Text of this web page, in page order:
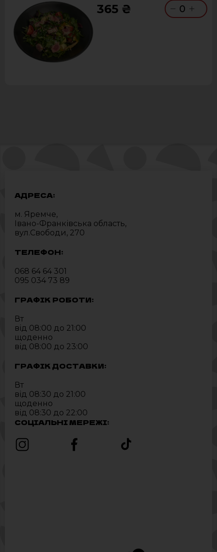
365 ₴ 0
АДРЕСА:
м. Яремче,
Івано-Франківська область,
вул.Свободи, 270
ТЕЛЕФОН:
068 64 64 301
095 034 73 89
ГРАФІК РОБОТИ:
Вт
від 08:00 до 21:00
щоденно
від 08:00 до 23:00
ГРАФІК ДОСТАВКИ:
Вт
від 08:30 до 21:00
щоденно
від 08:30 до 22:00
СОЦІАЛЬНІ МЕРЕЖІ: